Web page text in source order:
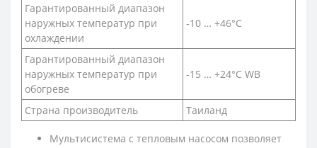
Гарантированный диапазон
наружных температур при
охлаждении
-10 … +46°C
Гарантированный диапазон
наружных температур при
обогреве
-15 … +24°C WB
Страна производитель Таиланд
Мультисистема с тепловым насосом позволяет